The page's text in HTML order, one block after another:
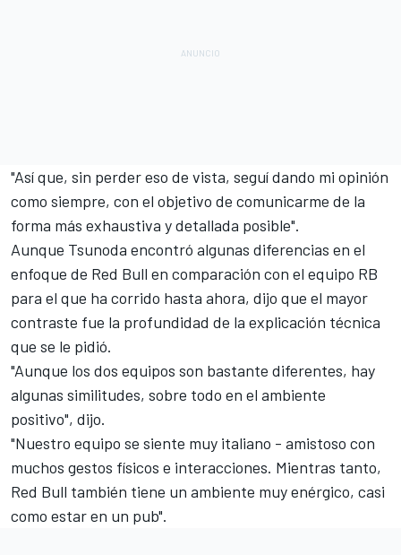
"Así que, sin perder eso de vista, seguí dando mi opinión
como siempre, con el objetivo de comunicarme de la
forma más exhaustiva y detallada posible".
Aunque Tsunoda encontró algunas diferencias en el
enfoque de Red Bull en comparación con el equipo RB
para el que ha corrido hasta ahora, dijo que el mayor
contraste fue la profundidad de la explicación técnica
que se le pidió.
"Aunque los dos equipos son bastante diferentes, hay
algunas similitudes, sobre todo en el ambiente
positivo", dijo.
"Nuestro equipo se siente muy italiano - amistoso con
muchos gestos físicos e interacciones. Mientras tanto,
Red Bull también tiene un ambiente muy enérgico, casi
como estar en un pub".